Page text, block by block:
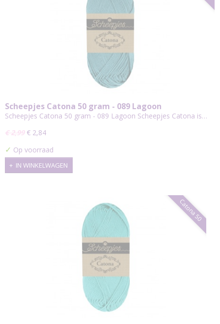
Scheepjes Catona 50 gram - 089 Lagoon
Scheepjes Catona 50 gram - 089 Lagoon Scheepjes Catona is…
€ 2,99 € 2,84
✓ Op voorraad
IN WINKELWAGEN
Catona 50